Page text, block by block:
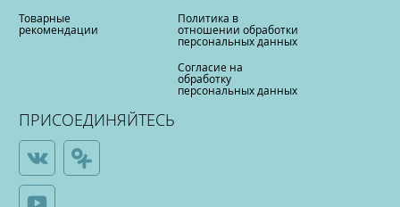
Товарные
рекомендации
Политика в
отношении обработки
персональных данных
Согласие на
обработку
персональных данных
ПРИСОЕДИНЯЙТЕСЬ